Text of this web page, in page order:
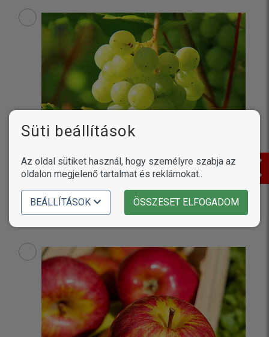
Süti beállítások
Az oldal sütiket használ, hogy személyre szabja az
oldalon megjelenő tartalmat és reklámokat..
BEÁLLÍTÁSOK ÖSSZESET ELFOGADOM